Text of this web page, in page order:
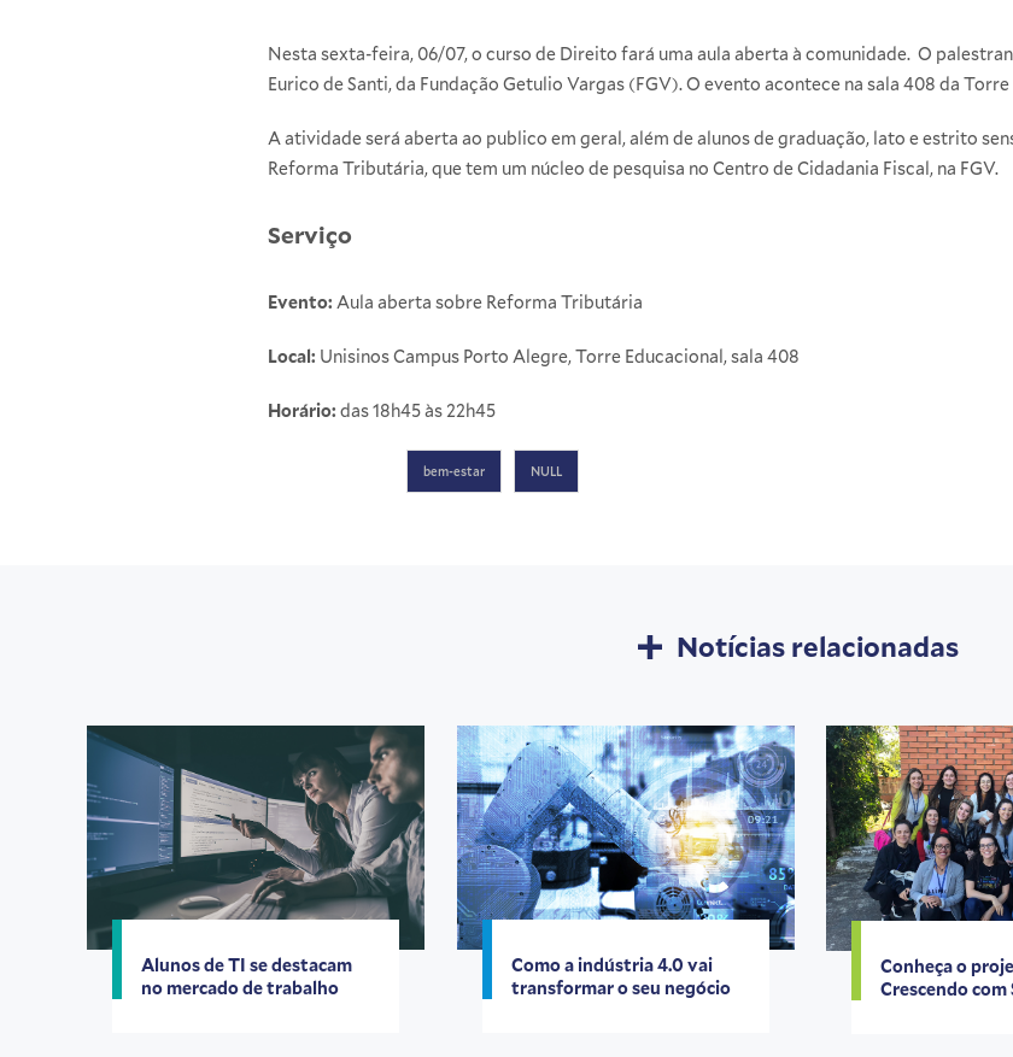
Nesta sexta-feira, 06/07, o curso de Direito fará uma aula aberta à comunidade. O
Eurico de Santi, da Fundação Getulio Vargas (FGV). O evento acontece na sala 408 da
A atividade será aberta ao publico em geral, além de alunos de graduação, lato e estrito
Reforma Tributária, que tem um núcleo de pesquisa no Centro de Cidadania Fiscal, na FGV.
Serviço
Evento: Aula aberta sobre Reforma Tributária
Local: Unisinos Campus Porto Alegre, Torre Educacional, sala 408
Horário: das 18h45 às 22h45
bem-estar NULL
Notícias relacionadas
Alunos de TI se destacam
no mercado de trabalho
Como a indústria 4.0 vai
transformar o seu negócio
Conheça o
Crescendo com